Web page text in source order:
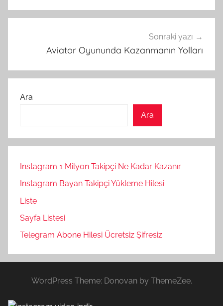
Sonraki yazı
Aviator Oyununda Kazanmanın Yolları
Ara
Ara
Instagram 1 Milyon Takipçi Ne Kadar Kazanır
Instagram Bayan Takipçi Yükleme Hilesi
Liste
Sayfa Listesi
Telegram Abone Hilesi Ücretsiz Şifresiz
WordPress Theme: Donovan by ThemeZee.